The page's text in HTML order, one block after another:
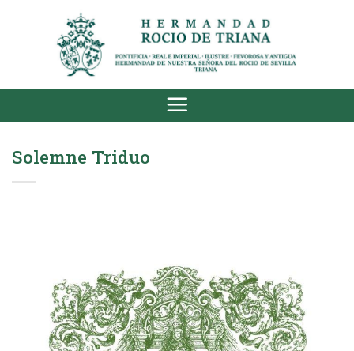
Solemne Triduo